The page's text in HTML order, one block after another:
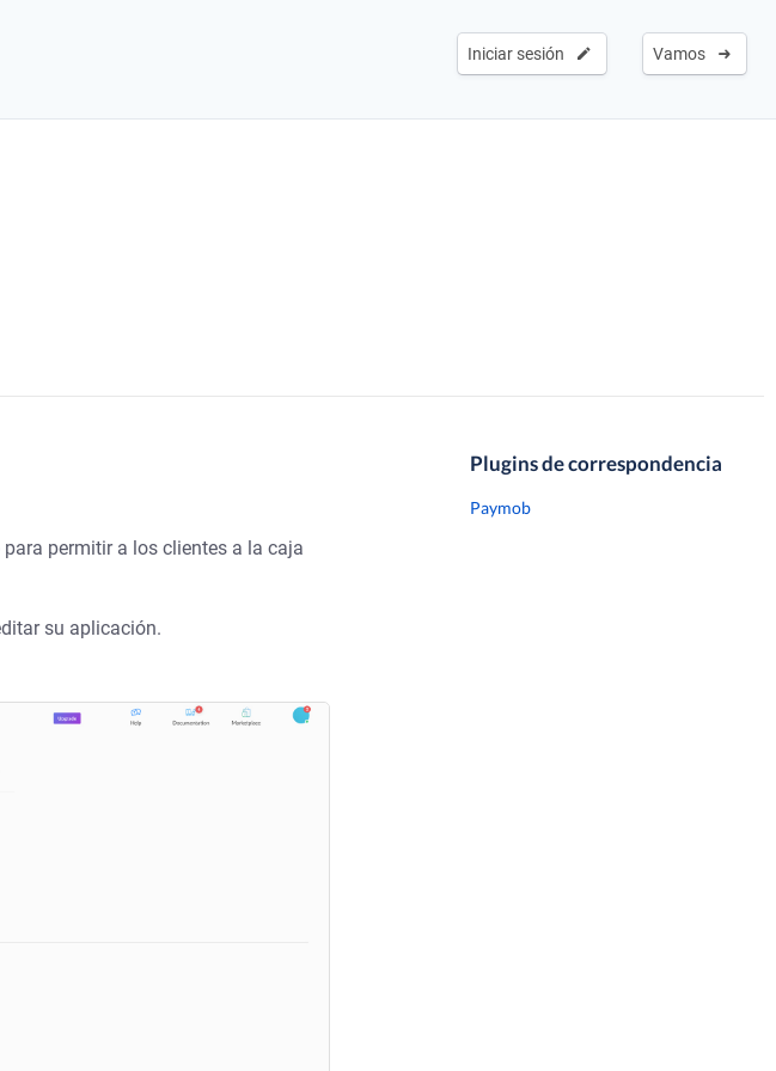
Vamos
Iniciar sesión
permitir a los clientes a la caja
su aplicación.
Plugins de correspondencia
Paymob